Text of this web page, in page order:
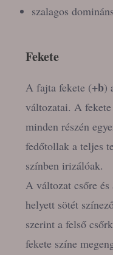
szalagos
Fekete
A fajta fekete (+b)
változatai. A
minden részén
fedőtollak a teljes
színben irizálóak.
A változat csőre
helyett sötét
szerint a felső
fekete színe